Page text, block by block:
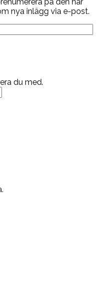
nya inlägg via e-post.
du med.